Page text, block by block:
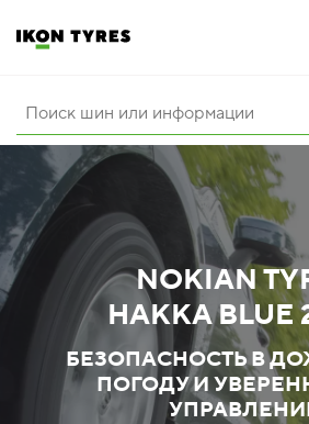
ШИНЫ
ИННОВАЦИИ
РАСШИРЕННАЯ ГАРАНТИЯ
О КОМПАНИИ
ПОКУПКА И АКЦИИ
NOKIAN
HAKKA BLUE
БЕЗОПАСНОСТЬ В
ПОГОДУ И